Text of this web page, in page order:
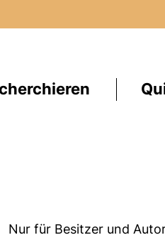
Nur für Besitzer und